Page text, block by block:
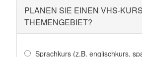
PLANEN SIE EINEN VHS-
THEMENGEBIET?
Sprachkurs (z.B. englischkurs,